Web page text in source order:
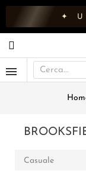
✦
Casuale